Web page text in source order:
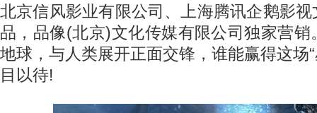
北京信风影业有限公司、上海腾讯企鹅影
品，品像(北京)文化传媒有限公司独家营
地球，与人类展开正面交锋，谁能赢得这场
目以待!